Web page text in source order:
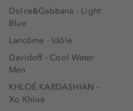
Dolce&Gabbana - Light
Blue
Lancôme - Idôle
Davidoff - Cool Water
Men
KHLOÉ KARDASHIAN -
Xo Khloè